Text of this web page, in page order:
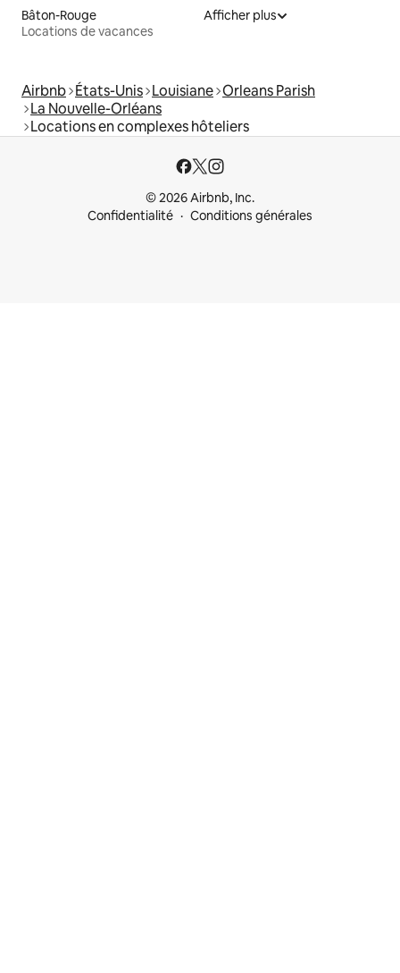
Bâton-Rouge
Locations de vacances
Afficher plus
Airbnb États-Unis Louisiane Orleans Parish
La Nouvelle-Orléans
Locations en complexes hôteliers
© 2026 Airbnb, Inc.
Confidentialité
Conditions générales